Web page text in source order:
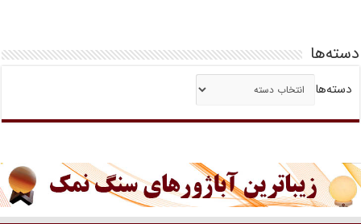
دسته‌ها
دسته‌ها